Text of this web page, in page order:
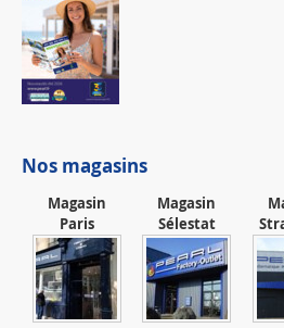
Nos magasins
Magasin
Paris
Magasin
Sélestat